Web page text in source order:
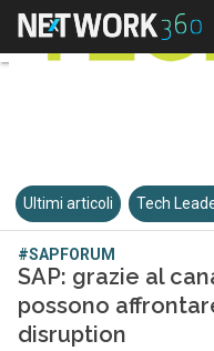
Ultimi articoli Tech
#SAPFORUM
SAP: grazie al
possono
disruption